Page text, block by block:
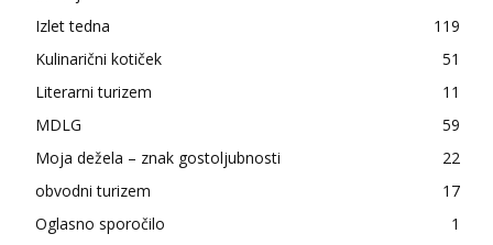
Izlet tedna
119
Kulinarični kotiček
51
Literarni turizem
11
MDLG
59
Moja dežela – znak gostoljubnosti
22
obvodni turizem
17
Oglasno sporočilo
1